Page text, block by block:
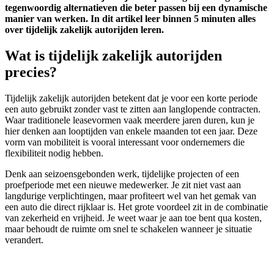
tegenwoordig alternatieven die beter passen bij een dynamische
manier van werken. In dit artikel leer binnen 5 minuten alles
over tijdelijk zakelijk autorijden leren.
Wat is tijdelijk zakelijk autorijden
precies?
Tijdelijk zakelijk autorijden betekent dat je voor een korte periode
een auto gebruikt zonder vast te zitten aan langlopende contracten.
Waar traditionele leasevormen vaak meerdere jaren duren, kun je
hier denken aan looptijden van enkele maanden tot een jaar. Deze
vorm van mobiliteit is vooral interessant voor ondernemers die
flexibiliteit nodig hebben.
Denk aan seizoensgebonden werk, tijdelijke projecten of een
proefperiode met een nieuwe medewerker. Je zit niet vast aan
langdurige verplichtingen, maar profiteert wel van het gemak van
een auto die direct rijklaar is. Het grote voordeel zit in de combinatie
van zekerheid en vrijheid. Je weet waar je aan toe bent qua kosten,
maar behoudt de ruimte om snel te schakelen wanneer je situatie
verandert.